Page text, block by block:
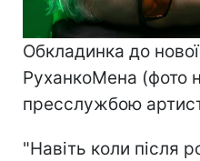
Обкладинка до нової
РуханкоМена (фото
пресслужбою
"Навіть коли після